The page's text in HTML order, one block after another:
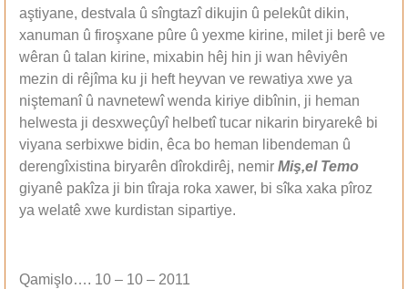
aştiyane, destvala û sîngtazî dikujin û pelekût dikin,
xanuman û firoşxane pûre û yexme kirine, milet ji berê ve
wêran û talan kirine, mixabin hêj hin ji wan hêviyên
mezin di rêjîma ku ji heft heyvan ve rewatiya xwe ya
niştemanî û navnetewî wenda kiriye dibînin, ji heman
helwesta ji desxweçûyî helbetî tucar nikarin biryarekê bi
viyana serbixwe bidin, êca bo heman libendeman û
derengîxistina biryarên dîrokdirêj, nemir Miş,el Temo
giyanê pakîza ji bin tîraja roka xawer, bi sîka xaka pîroz
ya welatê xwe kurdistan sipartiye.
Qamişlo…. 10 – 10 – 2011